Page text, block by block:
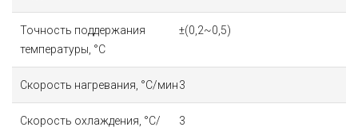
Точность поддержания
температуры, °C
±(0,2~0,5)
Скорость нагревания, °C/мин3
Скорость охлаждения, °C/ 3